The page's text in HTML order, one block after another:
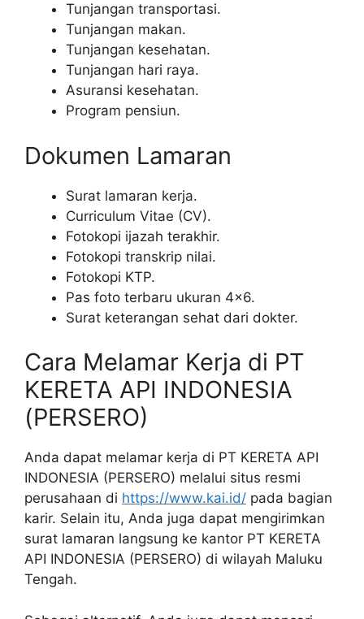
Tunjangan transportasi.
Tunjangan makan.
Tunjangan kesehatan.
Tunjangan hari raya.
Asuransi kesehatan.
Program pensiun.
Dokumen Lamaran
Surat lamaran kerja.
Curriculum Vitae (CV).
Fotokopi ijazah terakhir.
Fotokopi transkrip nilai.
Fotokopi KTP.
Pas foto terbaru ukuran 4×6.
Surat keterangan sehat dari dokter.
Cara Melamar Kerja di PT
KERETA API INDONESIA
(PERSERO)
Anda dapat melamar kerja di PT KERETA API
INDONESIA (PERSERO) melalui situs resmi
perusahaan di https://www.kai.id/ pada bagian
karir. Selain itu, Anda juga dapat mengirimkan
surat lamaran langsung ke kantor PT KERETA
API INDONESIA (PERSERO) di wilayah Maluku
Tengah.